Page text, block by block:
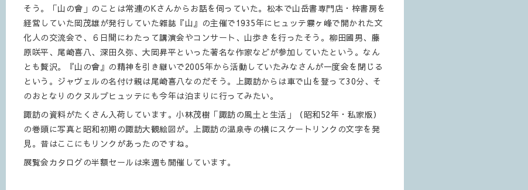
そう。「山の會」のことは常連のKさんからお話を伺っていた。松本で山岳書専門店・梓書房を
経営していた岡茂雄が発行していた雑誌『山』の主催で1935年にヒュッテ霧ヶ峰で開かれた文
化人の交流会で、６日間にわたって講演会やコンサート、山歩きを行ったそう。柳田國男、藤
原咲平、尾崎喜八、深田久弥、大岡昇平といった著名な作家などが参加していたという。なん
とも贅沢。『山の會』の精神を引き継いで2005年から活動していたみなさんが一度会を閉じる
という。ジャヴェルの名付け親は尾崎喜八なのだそう。上諏訪からは車で山を登って30分、そ
のおとなりのクヌルプヒュッテにも今年は泊まりに行ってみたい。
諏訪の資料がたくさん入荷しています。小林茂樹「諏訪の風土と生活」（昭和52年・私家版）
の巻頭に写真と昭和初期の諏訪大観絵図が。上諏訪の温泉寺の横にスケートリンクの文字を発
見。昔はここにもリンクがあったのですね。
展覧会カタログの半額セールは来週も開催しています。